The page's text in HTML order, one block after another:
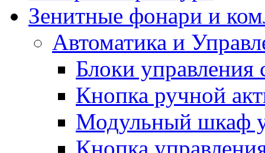
Зенитные фонари и
Автоматика и
Блоки
Кнопка ручной
Модульный шкаф
Кнопка